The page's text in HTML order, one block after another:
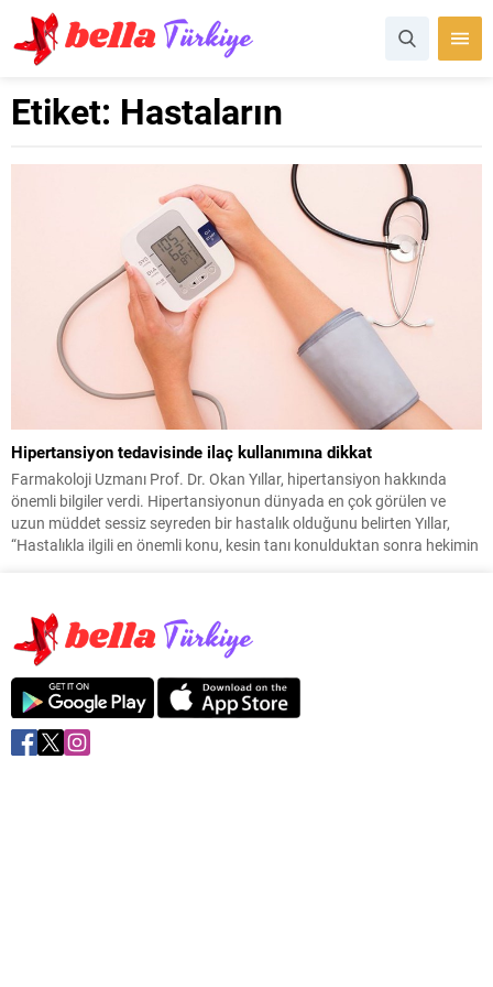
Etiket: Hastaların
Hipertansiyon tedavisinde ilaç kullanımına dikkat
Farmakoloji Uzmanı Prof. Dr. Okan Yıllar, hipertansiyon hakkında
önemli bilgiler verdi. Hipertansiyonun dünyada en çok görülen ve
uzun müddet sessiz seyreden bir hastalık olduğunu belirten Yıllar,
“Hastalıkla ilgili en önemli konu, kesin tanı konulduktan sonra hekimin